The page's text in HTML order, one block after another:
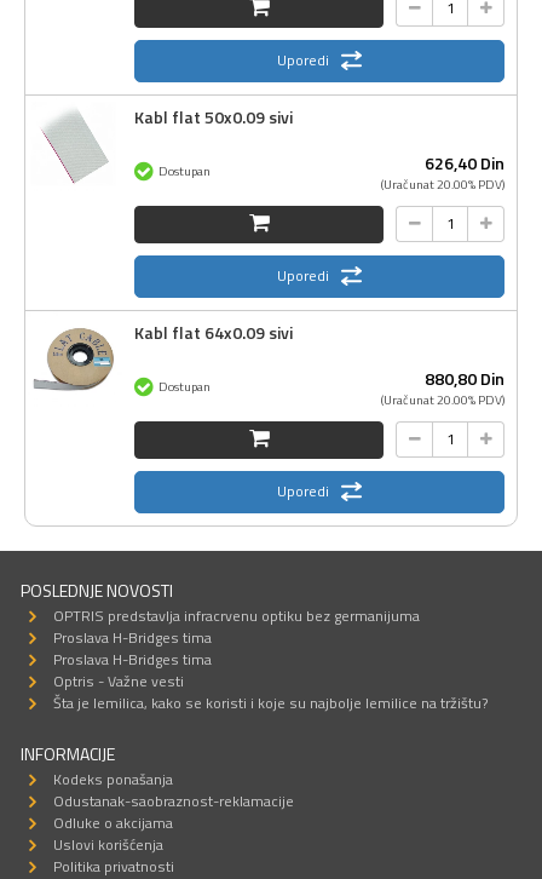
Uporedi
Kabl flat 50x0.09 sivi
626,40Din
(Uračunat 20.00% PDV)
Dostupan
Uporedi
Kabl flat 64x0.09 sivi
880,80Din
(Uračunat 20.00% PDV)
Dostupan
Uporedi
POSLEDNJE NOVOSTI
OPTRIS predstavlja infracrvenu optiku bez germanijuma
Proslava H-Bridges tima
Proslava H-Bridges tima
Optris - Važne vesti
Šta je lemilica, kako se koristi i koje su najbolje lemilice na tržištu?
INFORMACIJE
Kodeks ponašanja
Odustanak-saobraznost-reklamacije
Odluke o akcijama
Uslovi korišćenja
Politika privatnosti